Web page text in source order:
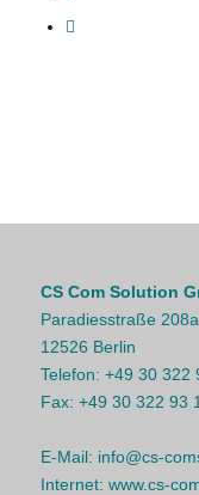
CS Com Solution
Paradiesstraße 208a
12526 Berlin
Telefon: +49 30 322
Fax: +49 30 322 93
E-Mail: info@cs-
Internet: www.cs-